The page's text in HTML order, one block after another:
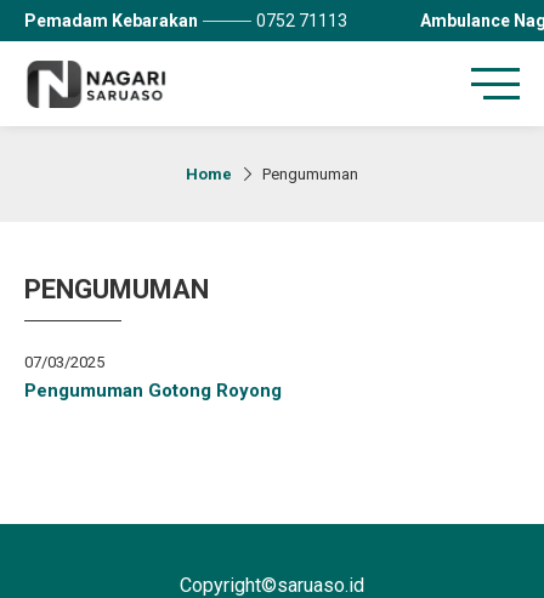
Pemadam Kebarakan 0752 71113 Ambulance
Home Pengumuman
PENGUMUMAN
07/03/2025
Pengumuman Gotong Royong
Copyright©saruaso.id